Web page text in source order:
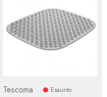
Tescoma Esaurito